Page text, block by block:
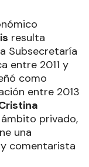
resulta
Subsecretaría
entre 2011 y
como
entre 2013
ámbito privado,
una
comentarista